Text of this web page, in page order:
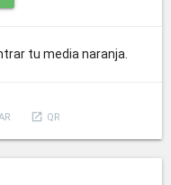
tu media naranja.
launch QR